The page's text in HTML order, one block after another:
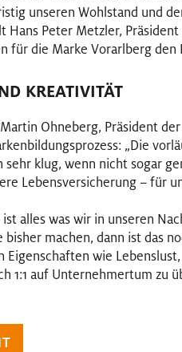
unseren Wohlstand und
Hans Peter Metzler,
für die Marke Vorarlberg den
KREATIVITÄT
Ohneberg, Präsident
„Die
klug, wenn nicht sogar
Lebensversicherung – für
alles was wir in unseren
machen, dann ist das
Eigenschaften wie
1:1 auf Unternehmertum zu